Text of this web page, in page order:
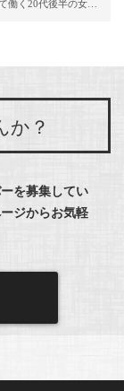
働く20代後半の女…
か？
を募集してい
ジからお気軽